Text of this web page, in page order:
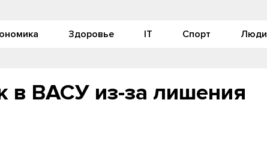
Здоровье IT Спорт Люди
в ВАСУ из-за лишения